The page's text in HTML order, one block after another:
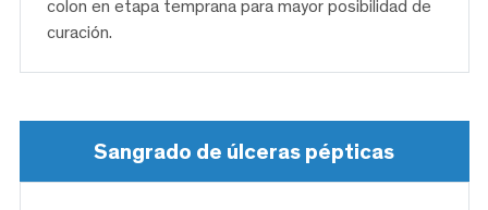
colon en etapa temprana para mayor posibilidad de
curación.
Sangrado de úlceras pépticas